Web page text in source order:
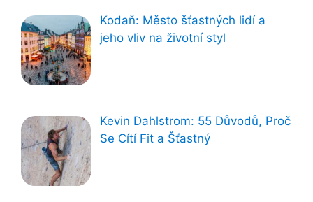
Kodaň: Město šťastných lidí a
jeho vliv na životní styl
Kevin Dahlstrom: 55 Důvodů, Proč
Se Cítí Fit a Šťastný